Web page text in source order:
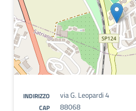
INDIRIZZO via G. Leopardi 4
CAP 88068